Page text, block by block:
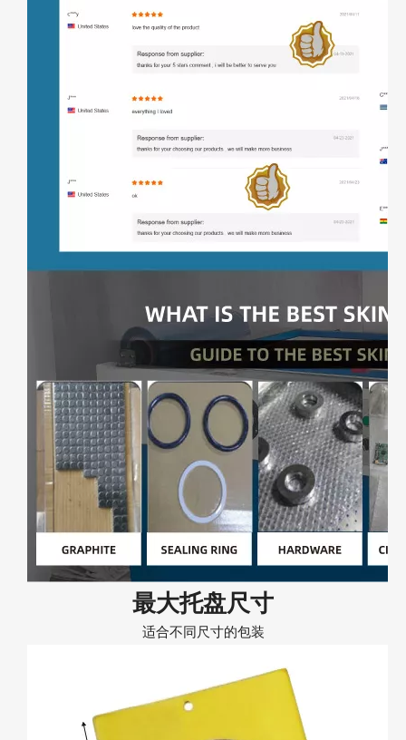
最大托盘尺寸
适合不同尺寸的包装